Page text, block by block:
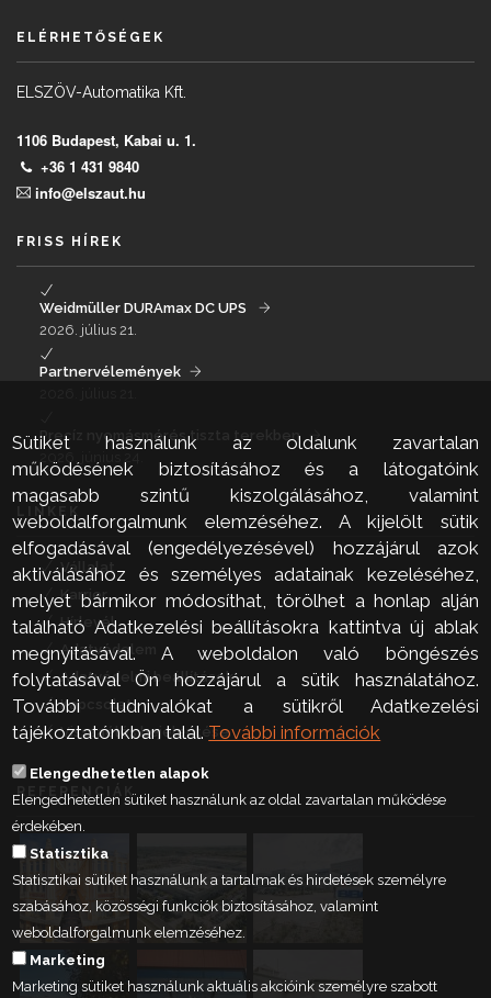
ELÉRHETŐSÉGEK
ELSZÖV-Automatika Kft.
1106 Budapest, Kabai u. 1.
+36 1 431 9840
info@elszaut.hu
FRISS HÍREK
Weidmüller DURAmax DC UPS
2026. július 21.
Partnervélemények
Precíz nyomásmérés tiszta terekben
LINKEK
Vállalat
Karrier
Hírlevél
Adatvédelem
Adatvédelmi beállítások
Kapcsolat
Visszaélés bejelentése
REFERENCIÁK
Sütiket használunk az oldalunk zavartalan
működésének biztosításához és a látogatóink
magasabb szintű kiszolgálásához, valamint
weboldalforgalmunk elemzéséhez. A kijelölt sütik
elfogadásával (engedélyezésével) hozzájárul azok
aktiválásához és személyes adatainak kezeléséhez,
melyet bármikor módosíthat, törölhet a honlap alján
található Adatkezelési beállításokra kattintva új ablak
megnyitásával. A weboldalon való böngészés
folytatásával Ön hozzájárul a sütik használatához.
További tudnivalókat a sütikről Adatkezelési
tájékoztatónkban talál. További információk
Elengedhetetlen alapok
Elengedhetetlen sütiket használunk az oldal zavartalan működése
érdekében.
Statisztika
Statisztikai sütiket használunk a tartalmak és hirdetések személyre
szabásához, közösségi funkciók biztosításához, valamint
weboldalforgalmunk elemzéséhez.
Marketing
Marketing sütiket használunk aktuális akcióink személyre szabott